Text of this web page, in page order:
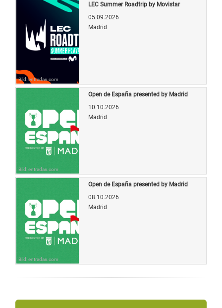
Bild: entradas.com
LEC Summer Roadtrip by Movistar
05.09.2026
Madrid
Bild: entradas.com
Open de España presented by Madrid
10.10.2026
Madrid
Bild: entradas.com
Open de España presented by Madrid
08.10.2026
Madrid